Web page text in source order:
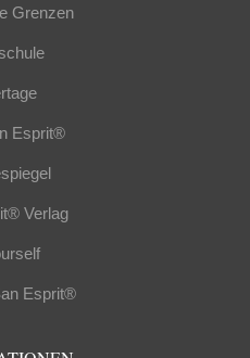
Grenzen
Esprit®
Verlag
Esprit®